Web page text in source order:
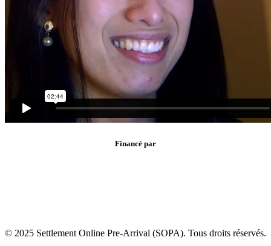
Financé par
© 2025 Settlement Online Pre-Arrival (SOPA). Tous droits réservés.